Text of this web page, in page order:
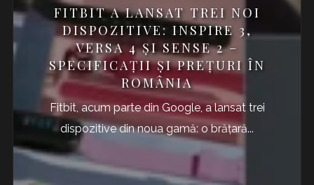
FITBIT A LANSAT TREI NOI
DISPOZITIVE: INSPIRE 3,
VERSA 4 ȘI SENSE 2 –
SPECIFICAȚII ȘI PREȚURI ÎN
ROMÂNIA
Fitbit, acum parte din Google, a lansat trei
dispozitive din noua gamă: o brățară...